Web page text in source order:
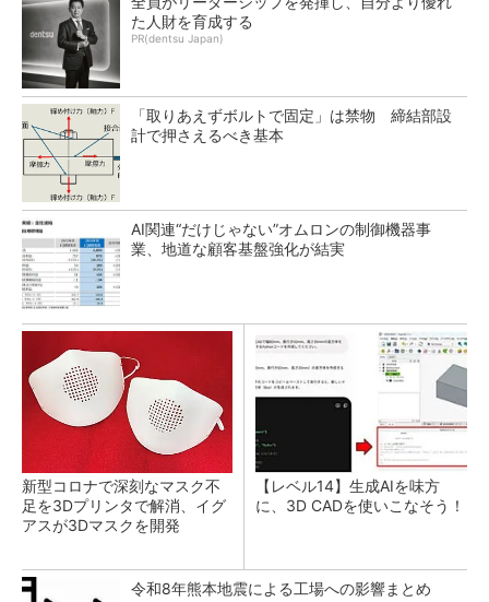
た人財を育成する
PR(dentsu Japan)
「取りあえずボルトで固定」は禁物 締結部設
計で押さえるべき基本
AI関連“だけじゃない”オムロンの制御機器事
業、地道な顧客基盤強化が結実
新型コロナで深刻なマスク不
足を3Dプリンタで解消、イグ
アスが3Dマスクを開発
【レベル14】生成AIを味方
に、3D CADを使いこなそう！
令和8年熊本地震による工場への影響まとめ